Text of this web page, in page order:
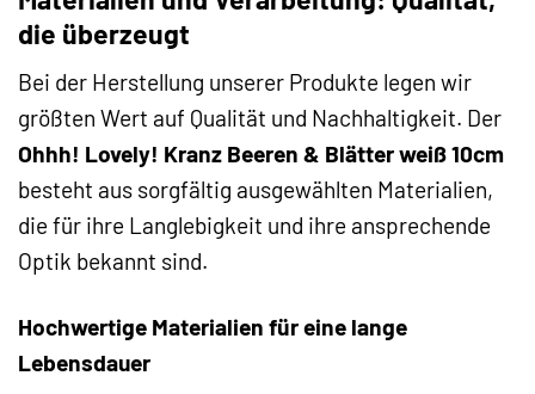
die überzeugt
Bei der Herstellung unserer Produkte legen wir
größten Wert auf Qualität und Nachhaltigkeit. Der
Ohhh! Lovely! Kranz Beeren & Blätter weiß 10cm
besteht aus sorgfältig ausgewählten Materialien,
die für ihre Langlebigkeit und ihre ansprechende
Optik bekannt sind.
Hochwertige Materialien für eine lange
Lebensdauer